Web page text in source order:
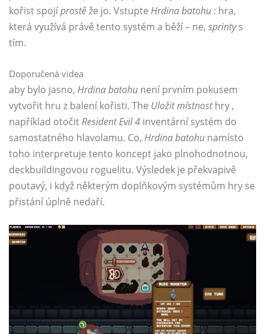
kořist spojíprostěže jo. Vstupte Hrdina batohu : hra,
která využívá právě tento systém a běží – ne, sprintys
tím.
Doporučená videa
aby bylo jasno, Hrdina batohu není prvním pokusem
vytvořit hru z balení kořisti. The Uložit místnosthry ,
například otočitResident Evil 4 inventární systém do
samostatného hlavolamu. Co, Hrdina batohu namísto
toho interpretuje tento koncept jako plnohodnotnou,
deckbuildingovou roguelitu. Výsledek je překvapivě
poutavý, i když některým doplňkovým systémům hry se
přistání úplně nedaří.